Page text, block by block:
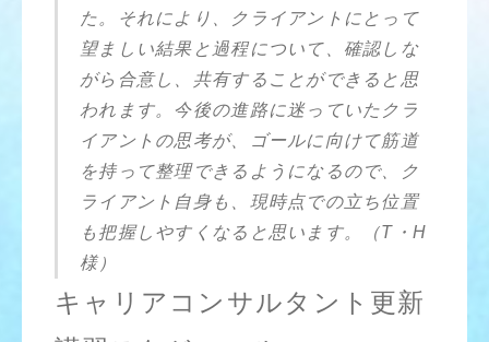
た。それにより、クライアントにとって
望ましい結果と過程について、確認しな
がら合意し、共有することができると思
われます。今後の進路に迷っていたクラ
イアントの思考が、ゴールに向けて筋道
を持って整理できるようになるので、ク
ライアント自身も、現時点での立ち位置
も把握しやすくなると思います。（T・H
様）
キャリアコンサルタント更新